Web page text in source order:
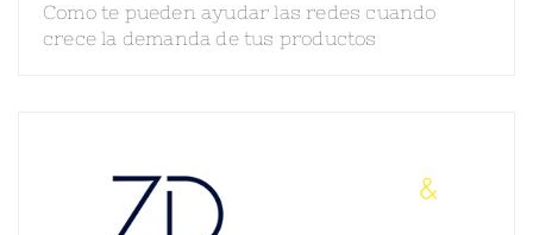
Como te pueden ayudar las redes cuando
crece la demanda de tus productos